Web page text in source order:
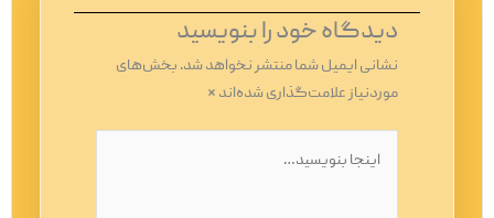
دیدگاه‌ خود را بنویسید
نشانی ایمیل شما منتشر نخواهد شد.بخش‌های
موردنیاز علامت‌گذاری شده‌اند*
بنویسید…